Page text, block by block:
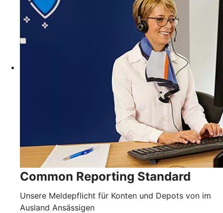
Common Reporting Standard
Unsere Meldepflicht für Konten und Depots von im
Ausland Ansässigen